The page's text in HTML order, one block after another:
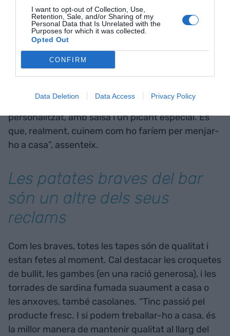
I want to opt-out of Collection, Use,
Retention, Sale, and/or Sharing of my
Personal Data that Is Unrelated with the
Purposes for which it was collected.
Opted Out
CONFIRM
Data Deletion Data Access Privacy Policy
totes les taules a les mans dels cambrers amb àgil
servei. És una patata de tall irregular, ben fregida,
poc oliosa, amb un exterior atapeït i l'interior
cremós. “Actualment, les porto d'Holanda, sempre
busco la qualitat i que sigui fresca i no quedi
terrosa. Amb la sequera s’ha complicat molt”,
detalla l’empresari. L'allioli que les acompanya és
un altre dels seus secrets: “Ho fem nosaltres
personalitzat, amb salsa i un picant especial. És
que, realment, cuinem com ho faríem per menjar-
ho a casa”, assenteix.
Les patates braves del bar
són un altre dels seus
reclams
Com les braves, totes les tapes són de qualitat i
estan fetes al moment. Cal destacar les croquetes
de bullit, les gambes (en una ració generosa), i les
torrades de sardina fumada suaument a casa o
les anxoves, també casolanes. “Tinc passió pel
producte fresc. I si podem treballar-ho a casa, és
la millor manera de mantenir qualitat al llarg del